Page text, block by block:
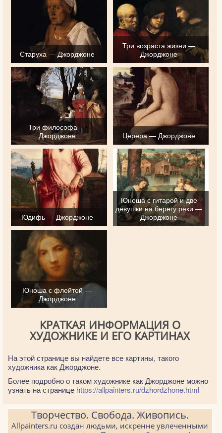
Старуха — Джорджоне
Три возраста жизни —
Джорджоне
Три философа —
Джорджоне
Церера — Джорджоне
Юдифь — Джорджоне
Юноша с гитарой и две
девушки на берегу реки —
Джорджоне
Юноша с флейтой —
Джорджоне
КРАТКАЯ ИНФОРМАЦИЯ О
ХУДОЖНИКЕ И ЕГО КАРТИНАХ
На этой странице вы найдете все картины, такого
художника как Джорджоне.
Более подробно о таком художнике как Джорджоне можно
узнать на странице https://allpainters.ru/dzhordzhone.html
Творчество. Свобода. Живопись.
Allpainters.ru создан людьми, искренне увлеченными